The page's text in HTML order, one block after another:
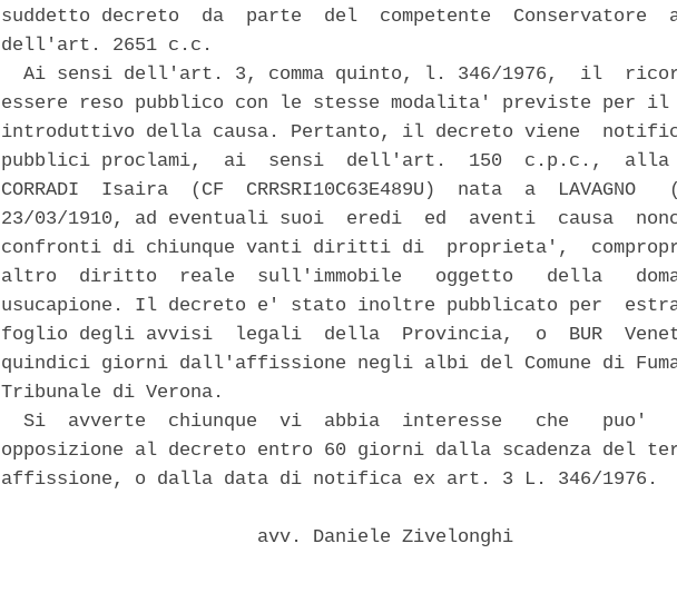
suddetto decreto  da  parte  del  competente  Conservatore
dell'art. 2651 c.c.
Ai sensi dell'art. 3, comma quinto, l. 346/1976,  il
essere reso pubblico con le stesse modalita' previste per
introduttivo della causa. Pertanto, il decreto viene
pubblici proclami,  ai  sensi  dell'art.  150  c.p.c.,  alla
CORRADI  Isaira  (CF  CRRSRI10C63E489U)  nata  a
23/03/1910, ad eventuali suoi  eredi  ed  aventi  causa
confronti di chiunque vanti diritti di  proprieta',
altro  diritto  reale  sull'immobile   oggetto   della
usucapione. Il decreto e' stato inoltre pubblicato per
foglio degli avvisi  legali  della  Provincia,  o  BUR
quindici giorni dall'affissione negli albi del Comune di
Tribunale di Verona.
Si  avverte  chiunque  vi  abbia  interesse   che   puo'
opposizione al decreto entro 60 giorni dalla scadenza del
affissione, o dalla data di notifica ex art. 3 L. 346/1976.
                       avv. Daniele Zivelonghi